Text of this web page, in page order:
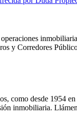
y Corredores
como desde 1954
inmobiliaria.